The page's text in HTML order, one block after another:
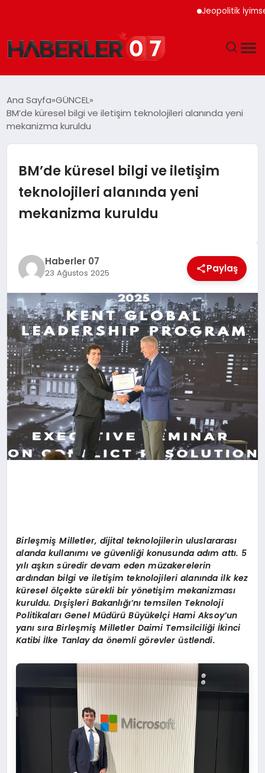
Jeopolitik İyimserlik
EKONOMI
TEKNOLOJI
MAGAZIN
DIĞER
Ana Sayfa GÜNCEL
BM’de küresel bilgi ve iletişim teknolojileri alanında yeni
mekanizma kuruldu
BM’de küresel bilgi ve iletişim
teknolojileri alanında yeni
mekanizma kuruldu
Haberler 07
23 Ağustos 2025 Paylaş
Birleşmiş Milletler, dijital teknolojilerin uluslararası
alanda kullanımı ve güvenliği konusunda adım attı. 5
yılı aşkın süredir devam eden müzakerelerin
ardından bilgi ve iletişim teknolojileri alanında ilk kez
küresel ölçekte sürekli bir yönetişim mekanizması
kuruldu. Dışişleri Bakanlığı’nı temsilen Teknoloji
Politikaları Genel Müdürü Büyükelçi Hami Aksoy’un
yanı sıra Birleşmiş Milletler Daimi Temsilciliği İkinci
Katibi İlke Tanlay da önemli görevler üstlendi.